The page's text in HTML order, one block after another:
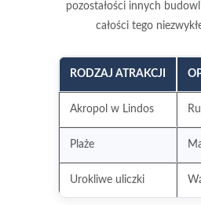
pozostałości innych
całości tego
RODZAJ ATRAKCJI
Akropol w Lindos
Plaże
Urokliwe uliczki